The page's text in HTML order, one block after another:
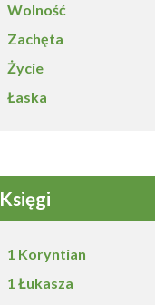
Wolność
Zachęta
Życie
Łaska
Księgi
1 Koryntian
1 Łukasza